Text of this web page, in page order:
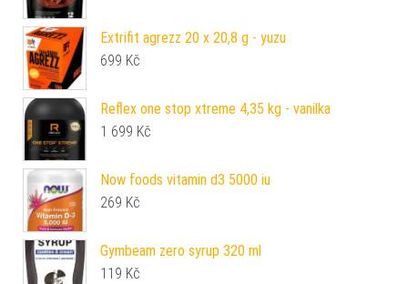
Extrifit agrezz 20 x 20,8 g - yuzu
699 Kč
Reflex one stop xtreme 4,35 kg - vanilka
1 699 Kč
Now foods vitamin d3 5000 iu
269 Kč
Gymbeam zero syrup 320 ml
119 Kč